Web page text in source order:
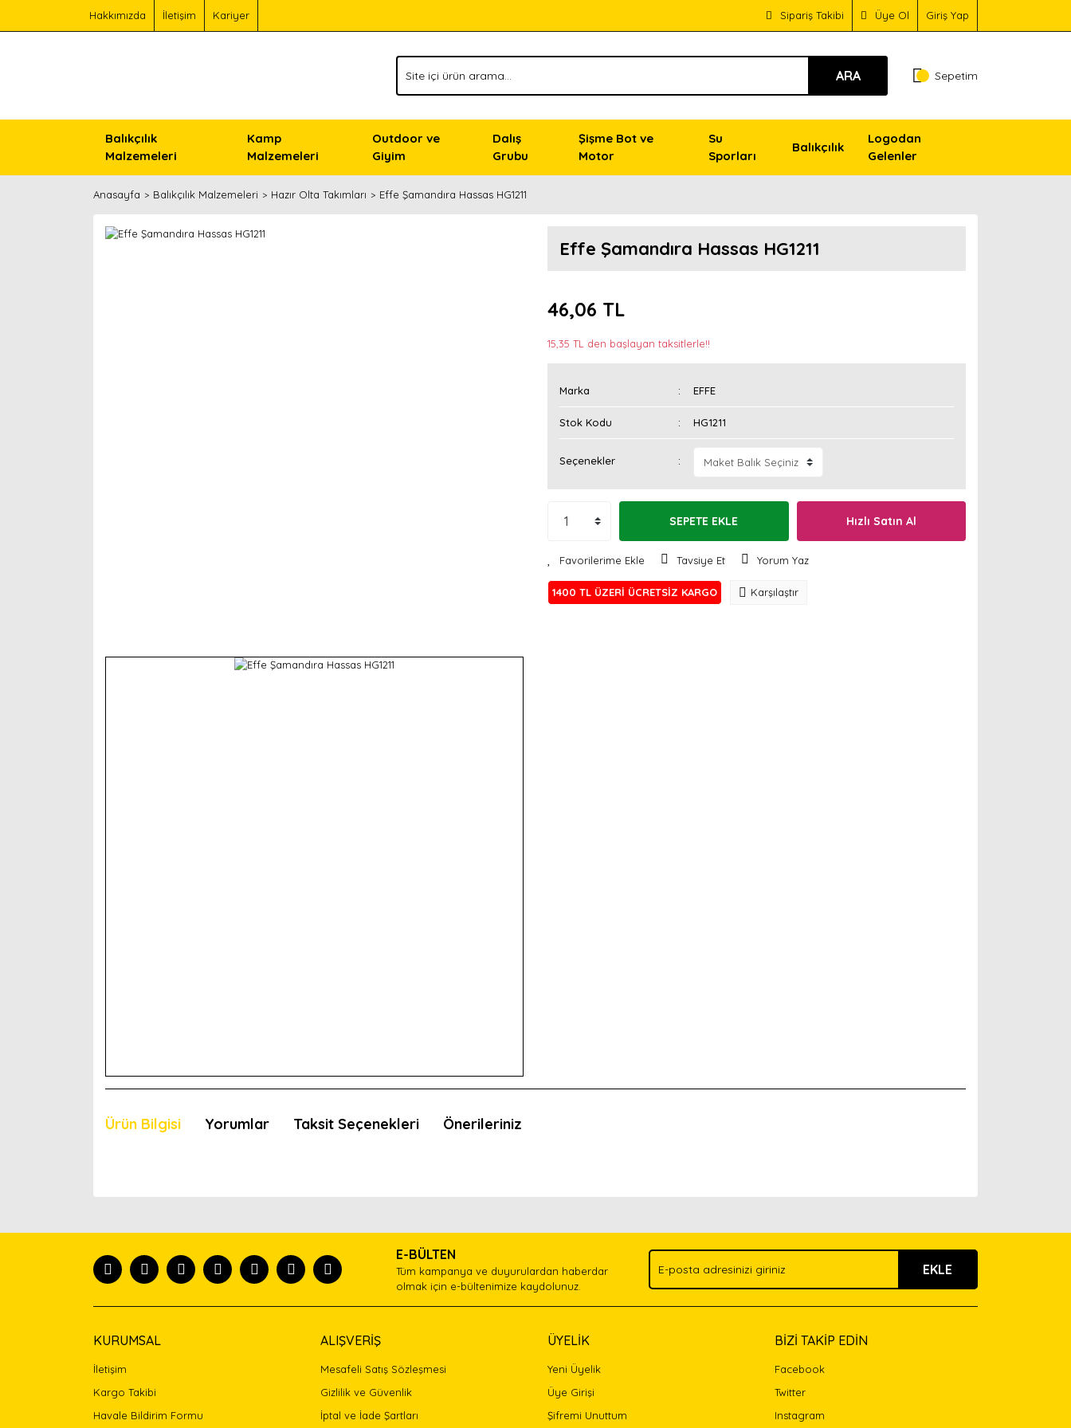
Hakkımızda İletişim Kariyer Sipariş Takibi Üye Ol Giriş Yap
ARA Sepetim
Balıkçılık
Malzemeleri
Kamp
Malzemeleri
Outdoor ve
Giyim
Dalış
Grubu
Şişme Bot ve
Motor
Su
Sporları
Balıkçılık
Logodan
Gelenler
Anasayfa Balıkçılık Malzemeleri Hazır Olta Takımları Effe Şamandıra Hassas HG1211
Effe Şamandıra Hassas HG1211
46,06 TL
15,35 TL den başlayan taksitlerle!!
Marka EFFE
Stok Kodu HG1211
Seçenekler
SEPETE EKLE Hızlı Satın Al
Tavsiye Et Yorum Yaz
1400 TL ÜZERİ ÜCRETSİZ KARGO Karşılaştır
Ürün Bilgisi Yorumlar Taksit Seçenekleri Önerileriniz
Ürün açıklamasında eksik bilgiler bulunuyor.
Bu ürüne benzer farklı alternatifler olmalı.
E-BÜLTEN
Tüm kampanya ve duyurulardan haberdar
olmak için e-bültenimize kaydolunuz.
EKLE
KURUMSAL
İletişim
Kargo Takibi
Havale Bildirim Formu
ALIŞVERİŞ
Mesafeli Satış Sözleşmesi
Gizlilik ve Güvenlik
İptal ve İade Şartları
ÜYELİK
Yeni Üyelik
Üye Girişi
Şifremi Unuttum
BİZİ TAKİP EDİN
Facebook
Twitter
Instagram